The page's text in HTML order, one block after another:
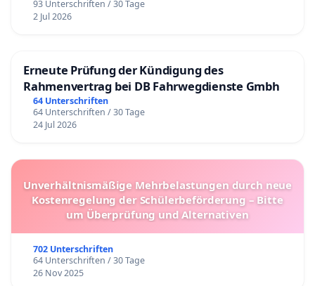
93 Unterschriften / 30 Tage
2 Jul 2026
Erneute Prüfung der Kündigung des
Rahmenvertrag bei DB Fahrwegdienste Gmbh
64 Unterschriften
64 Unterschriften / 30 Tage
24 Jul 2026
Unverhältnismäßige Mehrbelastungen durch neue
Kostenregelung der Schülerbeförderung – Bitte
um Überprüfung und Alternativen
702 Unterschriften
64 Unterschriften / 30 Tage
26 Nov 2025